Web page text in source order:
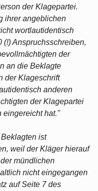
der Klagepartei.
ihrer angeblichen
wortlautidentisch
Anspruchsschreiben,
der
an die Beklagte
der Klageschrift
anderen
der Klagepartei
eingereicht hat."
ist
weil der Kläger hierauf
mündlichen
nicht eingegangen
auf Seite 7 des